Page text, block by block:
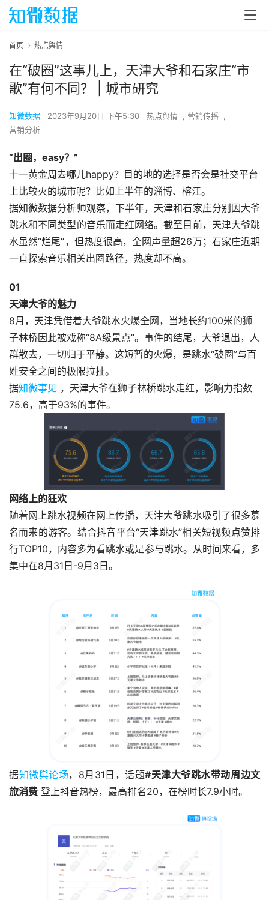
首页 热点舆情
在“破圈”这事儿上，天津大爷和石家庄“市
歌”有何不同？ | 城市研究
知微数据 2023年9月20日 下午5:30 热点舆情 , 营销传播 ,
营销分析
“出圈，easy？”
十一黄金周去哪儿happy？目的地的选择是否会是社交平台
上比较火的城市呢？比如上半年的淄博、榕江。
据知微数据分析师观察，下半年，天津和石家庄分别因大爷
跳水和不同类型的音乐而走红网络。截至目前，天津大爷跳
水虽然“烂尾”，但热度很高，全网声量超26万；石家庄近期
一直探索音乐相关出圈路径，热度却不高。
01
天津大爷的魅力
8月，天津凭借着大爷跳水火爆全网，当地长约100米的狮
子林桥因此被戏称“8A级景点”。事件的结尾，大爷退出，人
群散去，一切归于平静。这短暂的火爆，是跳水“破圈”与百
姓安全之间的极限拉扯。
据知微事见 ，天津大爷在狮子林桥跳水走红，影响力指数
75.6，高于93%的事件。
网络上的狂欢
随着网上跳水视频在网上传播，天津大爷跳水吸引了很多慕
名而来的游客。结合抖音平台“天津跳水”相关短视频点赞排
行TOP10，内容多为看跳水或是参与跳水。从时间来看，多
集中在8月31日-9月3日。
据知微舆论场，8月31日，话题#天津大爷跳水带动周边文
旅消费 登上抖音热榜，最高排名20，在榜时长7.9小时。